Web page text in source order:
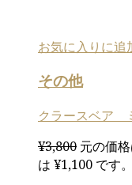
お気に入りに追
その他
クラースベア
¥3,800 元の価格
は ¥1,100 です。